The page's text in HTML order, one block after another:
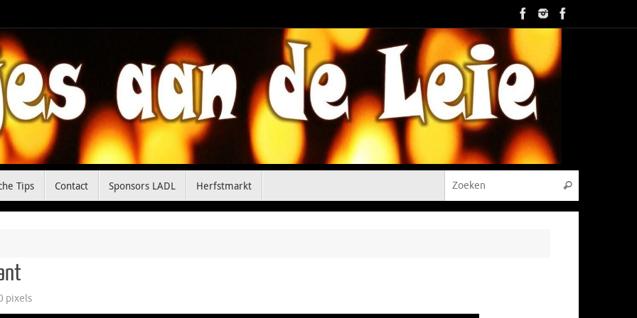
Tips Contact Sponsors LADL Herfstmarkt Zoeken
pixels